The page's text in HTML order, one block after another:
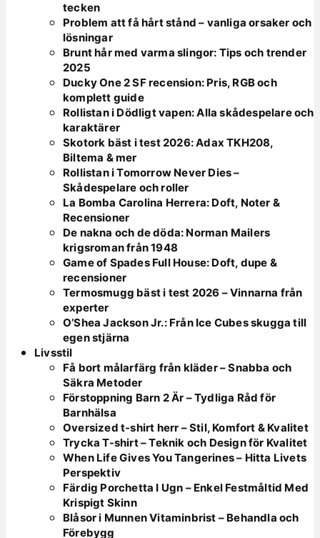
tecken
Problem att få hårt stånd – vanliga orsaker och
lösningar
Brunt hår med varma slingor: Tips och trender
2025
Ducky One 2 SF recension: Pris, RGB och
komplett guide
Rollistan i Dödligt vapen: Alla skådespelare och
karaktärer
Skotork bäst i test 2026: Adax TKH208,
Biltema & mer
Rollistan i Tomorrow Never Dies –
Skådespelare och roller
La Bomba Carolina Herrera: Doft, Noter &
Recensioner
De nakna och de döda: Norman Mailers
krigsroman från 1948
Game of Spades Full House: Doft, dupe &
recensioner
Termosmugg bäst i test 2026 – Vinnarna från
experter
O’Shea Jackson Jr.: Från Ice Cubes skugga till
egen stjärna
Livsstil
Få bort målarfärg från kläder – Snabba och
Säkra Metoder
Förstoppning Barn 2 Är – Tydliga Råd för
Barnhälsa
Oversized t-shirt herr – Stil, Komfort & Kvalitet
Trycka T-shirt – Teknik och Design för Kvalitet
When Life Gives You Tangerines – Hitta Livets
Perspektiv
Färdig Porchetta I Ugn – Enkel Festmåltid Med
Krispigt Skinn
Blåsor i Munnen Vitaminbrist – Behandla och
Förebygg